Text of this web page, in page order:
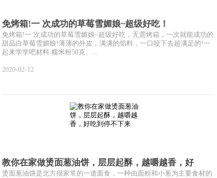
免烤箱!一 次成功的草莓雪媚娘~超级好吃！
免烤箱!一 次成功的草莓雪媚娘~超级好吃，无需烤箱，一次就能成功的
甜品白草莓雪媚娘!薄薄的外皮，满满的馅料，一口咬下去超满足的!一
起来学学吧材料:糯米粉50克、...
2020-02-12
教你在家做烫面葱油饼，层层起酥，越嚼越香，好
烫面葱油饼是北方很家常的一道面食，一种由面粉和小葱为主要食材的